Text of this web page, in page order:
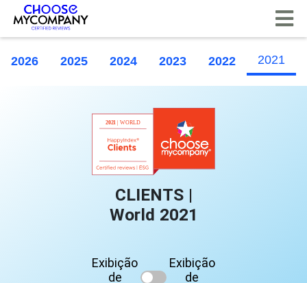
2026 2025 2024 2023 2022 2021
CLIENTS |
World 2021
Exibição
de
Exibição
de
Painel de Gerenciamento de Cookies